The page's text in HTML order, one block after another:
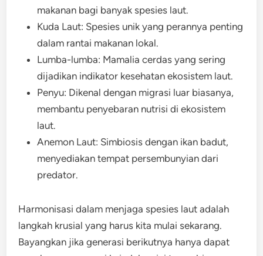
makanan bagi banyak spesies laut.
Kuda Laut: Spesies unik yang perannya penting
dalam rantai makanan lokal.
Lumba-lumba: Mamalia cerdas yang sering
dijadikan indikator kesehatan ekosistem laut.
Penyu: Dikenal dengan migrasi luar biasanya,
membantu penyebaran nutrisi di ekosistem
laut.
Anemon Laut: Simbiosis dengan ikan badut,
menyediakan tempat persembunyian dari
predator.
Harmonisasi dalam menjaga spesies laut adalah
langkah krusial yang harus kita mulai sekarang.
Bayangkan jika generasi berikutnya hanya dapat